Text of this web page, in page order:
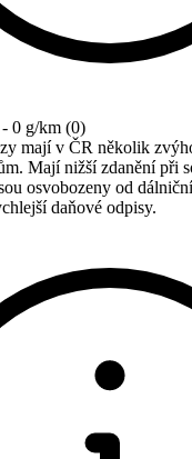
0 g/km (0)
mají v ČR několik
Mají nižší zdanění při
osvobozeny od
daňové odpisy.